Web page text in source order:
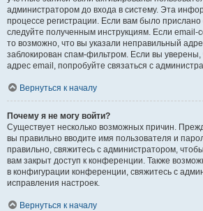
администратором до входа в систему. Эта
процессе регистрации. Если вам было
следуйте полученным инструкциям. Если
то возможно, что вы указали неправильный
заблокирован спам-фильтром. Если вы уверены,
адрес email, попробуйте связаться с
Вернуться к началу
Почему я не могу войти?
Существует несколько возможных причин.
вы правильно вводите имя пользователя и
правильно, свяжитесь с администратором,
вам закрыт доступ к конференции. Также
в конфигурации конференции, свяжитесь с
исправления настроек.
Вернуться к началу